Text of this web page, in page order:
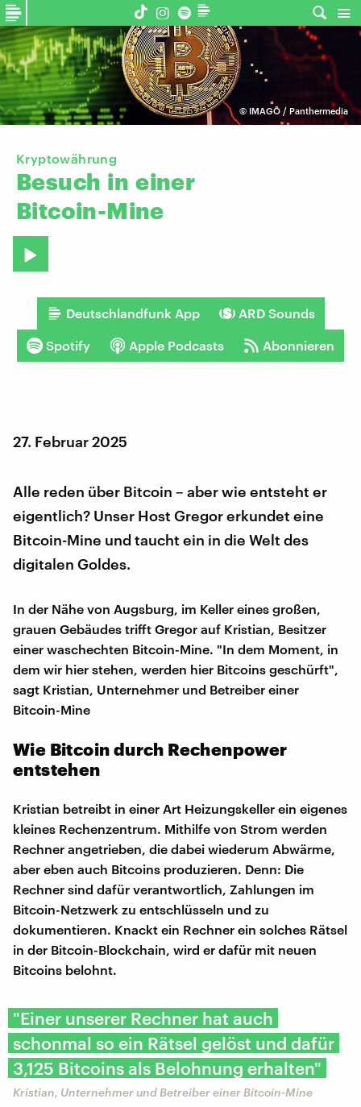
© IMAGO / Panthermedia
Kryptowährung
Besuch in einer
Bitcoin-Mine
Deutschlandfunk App ARD Sounds
Spotify Apple Podcasts Abonnieren
27. Februar 2025
Alle reden über Bitcoin – aber wie entsteht er
eigentlich? Unser Host Gregor erkundet eine
Bitcoin-Mine und taucht ein in die Welt des
digitalen Goldes.
In der Nähe von Augsburg, im Keller eines großen,
grauen Gebäudes trifft Gregor auf Kristian, Besitzer
einer waschechten Bitcoin-Mine. "In dem Moment, in
dem wir hier stehen, werden hier Bitcoins geschürft",
sagt Kristian, Unternehmer und Betreiber einer
Bitcoin-Mine
Wie Bitcoin durch Rechenpower
entstehen
Kristian betreibt in einer Art Heizungskeller ein eigenes
kleines Rechenzentrum. Mithilfe von Strom werden
Rechner angetrieben, die dabei wiederum Abwärme,
aber eben auch Bitcoins produzieren. Denn: Die
Rechner sind dafür verantwortlich, Zahlungen im
Bitcoin-Netzwerk zu entschlüsseln und zu
dokumentieren. Knackt ein Rechner ein solches Rätsel
in der Bitcoin-Blockchain, wird er dafür mit neuen
Bitcoins belohnt.
"Einer unserer Rechner hat auch
schonmal so ein Rätsel gelöst und dafür
3,125 Bitcoins als Belohnung erhalten"
Kristian, Unternehmer und Betreiber einer Bitcoin-Mine